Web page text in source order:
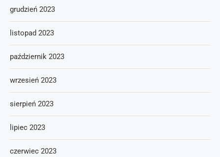
grudzień 2023
listopad 2023
październik 2023
wrzesień 2023
sierpień 2023
lipiec 2023
czerwiec 2023